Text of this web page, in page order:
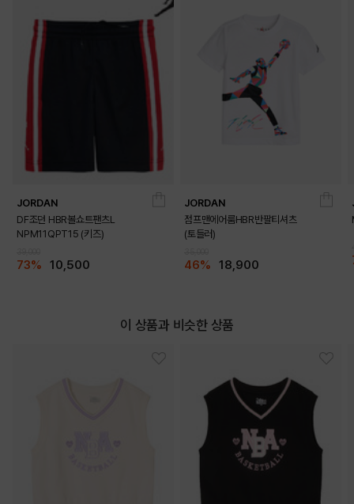
JORDAN
DF조던 HBR볼쇼트팬츠L
NPM11QPT15 (키즈)
73% 10,500
JORDAN
점프맨에어룸HBR반팔티셔츠
(토들러)
46% 18,900
이 상품과 비슷한 상품